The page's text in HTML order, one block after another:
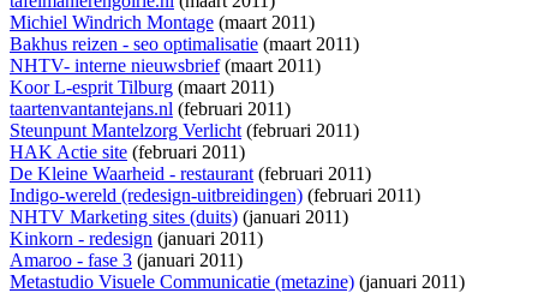
Michiel Windrich Montage (maart 2011)
Bakhus reizen - seo optimalisatie (maart 2011)
NHTV- interne nieuwsbrief(maart 2011)
Koor L-esprit Tilburg (maart 2011)
taartenvantantejans.nl (februari 2011)
Steunpunt Mantelzorg Verlicht(februari 2011)
HAK Actie site (februari 2011)
De Kleine Waarheid - restaurant(februari 2011)
Indigo-wereld (redesign-uitbreidingen) (februari 2011)
NHTV Marketing sites (duits) (januari 2011)
Kinkorn - redesign (januari 2011)
Amaroo - fase 3 (januari 2011)
Metastudio Visuele Communicatie (metazine) (januari 2011)